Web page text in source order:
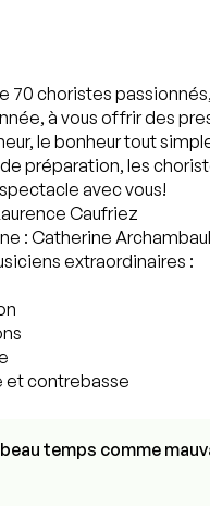
70 choristes
à vous offrir des
le bonheur tout
préparation, les
avec vous!
Caufriez
: Catherine
extraordinaires :
et contrebasse
temps comme